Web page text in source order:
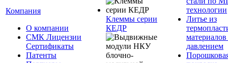
Компания
О компании
СМК Лицензии
Сертификаты
Патенты
Клеммы серии
КЕДР
технологии
Литье из
давлением